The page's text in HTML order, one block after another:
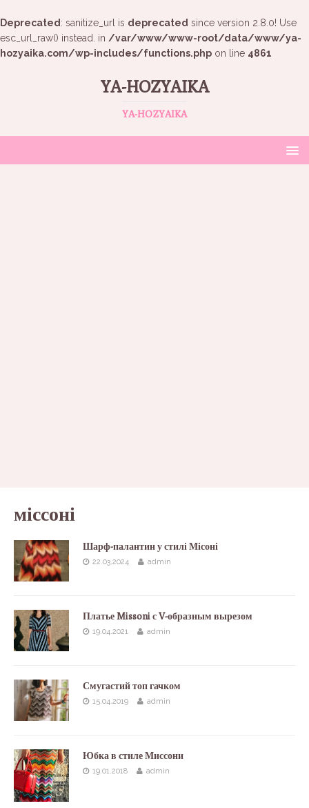
Deprecated : sanitize_url is deprecated since version 2.8.0! Use
esc_url_raw() instead. in /var/www/www-root/data/www/ya-
hozyaika.com/wp-includes/functions.php on line 4861
YA-HOZYAIKA
YA-HOZYAIKA
міссоні
Шарф-палантин у стилі Місоні
22.03.2024 admin
Платье Missoni с V-образным вырезом
19.04.2021 admin
Смугастий топ гачком
15.04.2019 admin
Юбка в стиле Миссони
19.01.2018 admin